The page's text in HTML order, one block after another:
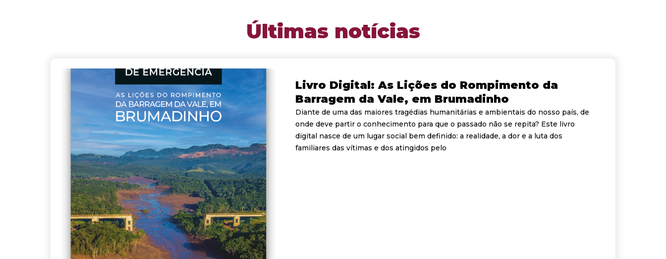
Últimas notícias
Livro Digital: As Lições do Rompimento da
Barragem da Vale, em Brumadinho
Diante de uma das maiores tragédias humanitárias e ambientais do nosso país, de
onde deve partir o conhecimento para que o passado não se repita? Este livro
digital nasce de um lugar social bem definido: a realidade, a dor e a luta dos
familiares das vítimas e dos atingidos pelo